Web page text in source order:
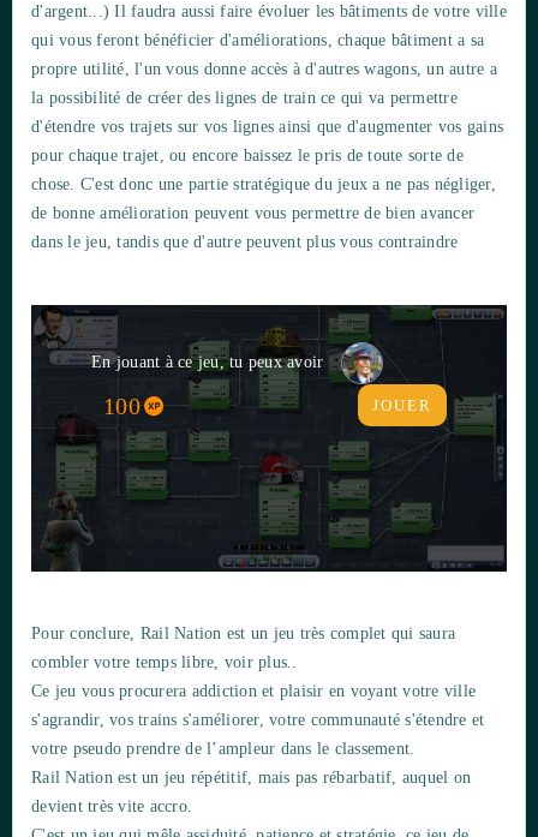
d'argent...) Il faudra aussi faire évoluer les bâtiments de votre ville
qui vous feront bénéficier d'améliorations, chaque bâtiment a sa
propre utilité, l'un vous donne accès à d'autres wagons, un autre a
la possibilité de créer des lignes de train ce qui va permettre
d'étendre vos trajets sur vos lignes ainsi que d'augmenter vos gains
pour chaque trajet, ou encore baissez le pris de toute sorte de
chose. C'est donc une partie stratégique du jeux a ne pas négliger,
de bonne amélioration peuvent vous permettre de bien avancer
dans le jeu, tandis que d'autre peuvent plus vous contraindre
En jouant à ce jeu, tu peux avoir
100 JOUER
Pour conclure, Rail Nation est un jeu très complet qui saura
combler votre temps libre, voir plus..
Ce jeu vous procurera addiction et plaisir en voyant votre ville
s'agrandir, vos trains s'améliorer, votre communauté s'étendre et
votre pseudo prendre de l’ampleur dans le classement.
Rail Nation est un jeu répétitif, mais pas rébarbatif, auquel on
devient très vite accro.